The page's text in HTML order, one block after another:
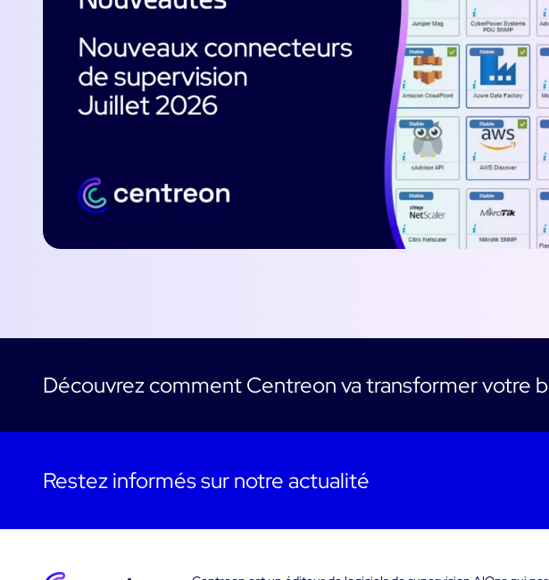
Découvrez comment Centreon va transformer votre
Restez informés sur notre actualité